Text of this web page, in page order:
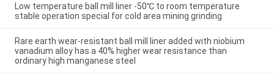
Low temperature ball mill liner -50℃ to room temperature
stable operation special for cold area mining grinding
Rare earth wear-resistant ball mill liner added with niobium
vanadium alloy has a 40% higher wear resistance than
ordinary high manganese steel